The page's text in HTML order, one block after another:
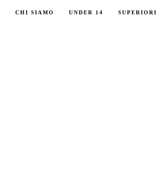
CHI SIAMO UNDER 14 SUPERIORI